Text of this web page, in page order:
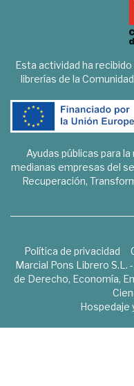
Esta actividad ha
librerías de la
Ayudas públicas para
medianas empresas del
Recuperación,
Política de privacidad
Marcial Pons Librero S.L.
de Derecho, Economía,
Hospedaje